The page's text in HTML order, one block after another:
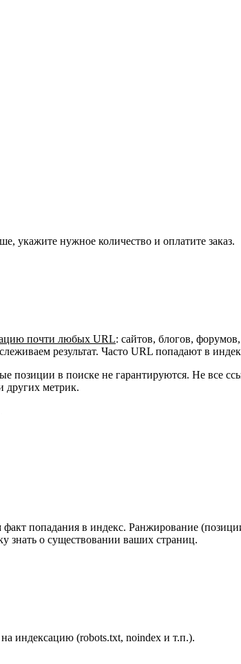
укажите нужное количество и оплатите заказ.
почти любых URL: сайтов, блогов,
результат. Часто URL попадают в
позиции в поиске не гарантируются. Не все
других метрик.
попадания в индекс. Ранжирование
знать о существовании ваших страниц.
индексацию (robots.txt, noindex и т.п.).